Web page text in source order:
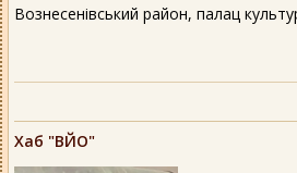
Вознесенівський район, палац
Хаб "ВЙО"